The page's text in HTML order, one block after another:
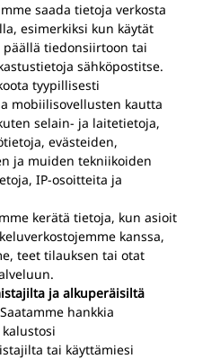
saada tietoja verkosta
esimerkiksi kun käytät
tiedonsiirtoon tai
sähköpostitse.
tyypillisesti
mobiilisovellusten kautta
selain- ja laitetietoja,
evästeiden,
ja muiden tekniikoiden
IP-osoitteita ja
kerätä tietoja, kun asioit
kanssa,
teet tilauksen tai otat
ja alkuperäisiltä
hankkia
tai käyttämiesi